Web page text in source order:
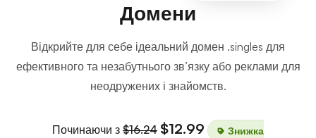
Домени
Відкрийте для себе ідеальний домен .singles для
ефективного та незабутнього зв’язку або реклами для
неодружених і знайомств.
Починаючи з $16.24 $12.99
Знижка